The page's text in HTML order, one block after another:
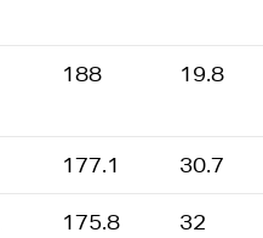
188 19.8
177.1 30.7
175.8 32